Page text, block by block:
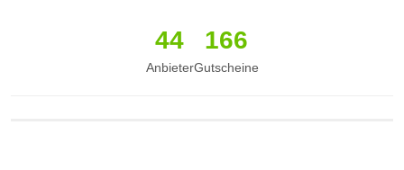
44
Anbieter
166
Gutscheine